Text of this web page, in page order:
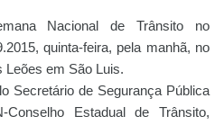
Nacional de Trânsito no
quinta-feira, pela manhã, no
Leões em São Luis.
Secretário de Segurança Pública
Estadual de Trânsito,